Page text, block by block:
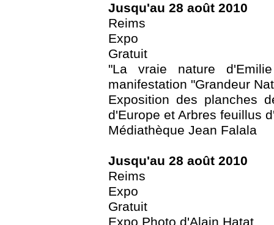
Jusqu'au 28 août 2010
Reims
Expo
Gratuit
"La vraie nature
manifestation "Grandeur
Exposition des planches
d'Europe et Arbres feuillus
Médiathèque Jean Falala
Jusqu'au 28 août 2010
Reims
Expo
Gratuit
Expo Photo d'Alain Hatat